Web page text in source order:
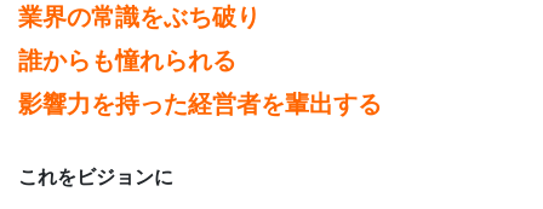
業界の常識をぶち破り
誰からも憧れられる
影響力を持った経営者を輩出する
これをビジョンに